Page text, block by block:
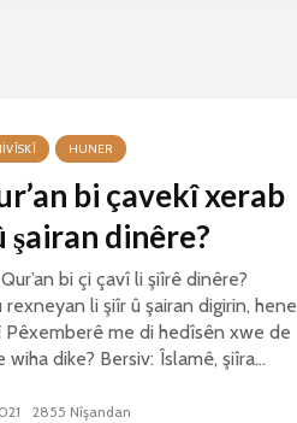
HUNER
bi çavekî xerab
şairan dinêre?
bi çi çavî li şiîrê dinêre?
li şiîr û şairan digirin, hene
Pêxemberê me di hedîsên xwe de
wiha dike? Bersiv: Îslamê, şiîra...
2855 Nîşandan